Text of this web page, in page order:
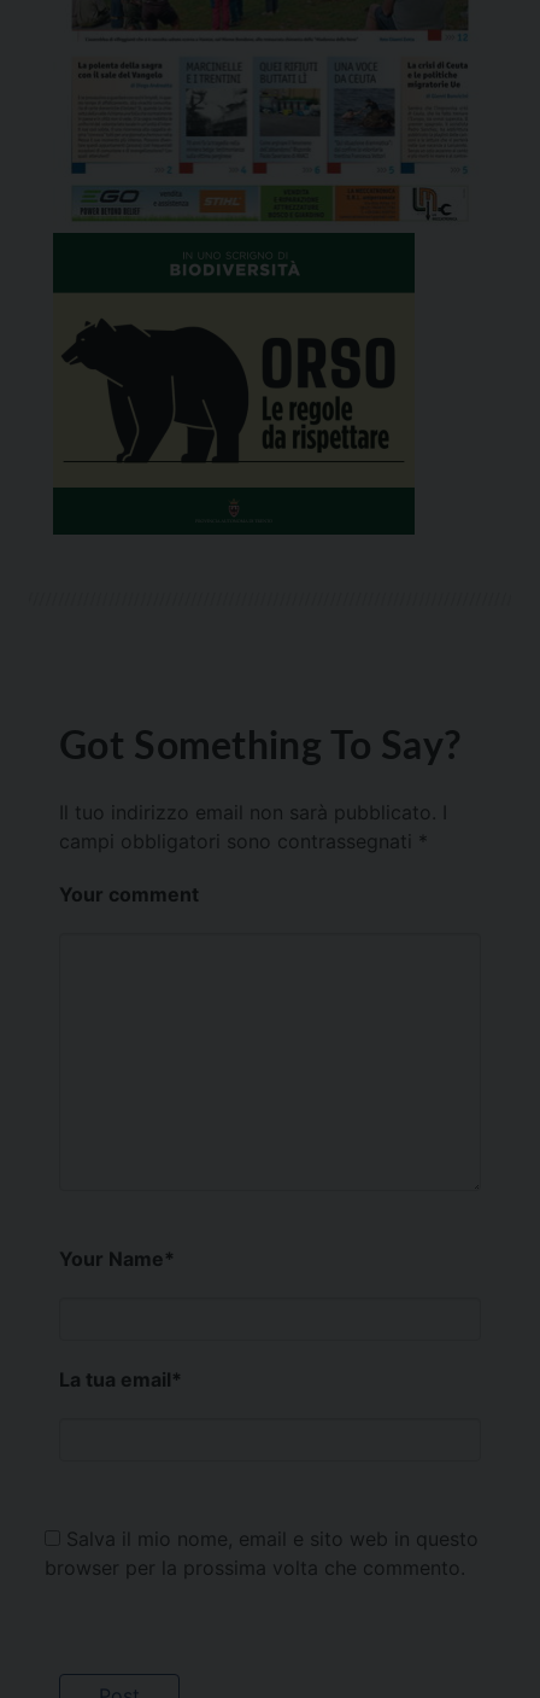
Got Something To Say?
Il tuo indirizzo email non sarà pubblicato.
campi obbligatori sono contrassegnati *
Your comment
Your Name*
La tua email*
Salva il mio nome, email e sito web in questo
browser per la prossima volta che commento.